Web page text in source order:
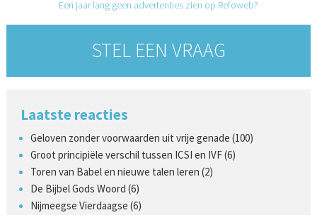
Een jaar lang geen advertenties zien op Refoweb?
STEL EEN VRAAG
Laatste reacties
Geloven zonder voorwaarden uit vrije genade (100)
Groot principiële verschil tussen ICSI en IVF (6)
Toren van Babel en nieuwe talen leren (2)
De Bijbel Gods Woord (6)
Nijmeegse Vierdaagse (6)